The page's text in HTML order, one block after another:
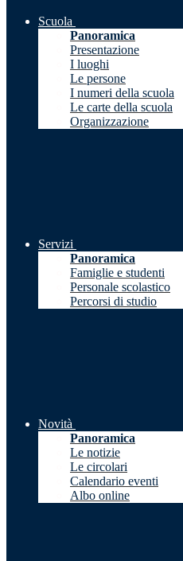
Scuola
Panoramica
Presentazione
I luoghi
Le persone
I numeri della scuola
Le carte della scuola
Organizzazione
Servizi
Panoramica
Famiglie e studenti
Personale scolastico
Percorsi di studio
Novità
Panoramica
Le notizie
Le circolari
Calendario eventi
Albo online